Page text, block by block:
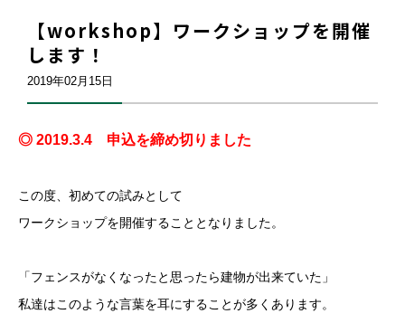
【workshop】ワークショップを開催
します！
2019年02月15日
◎ 2019.3.4 申込を締め切りました
この度、初めての試みとして
ワークショップを開催することとなりました。
「フェンスがなくなったと思ったら建物が出来ていた」
私達はこのような言葉を耳にすることが多くあります。